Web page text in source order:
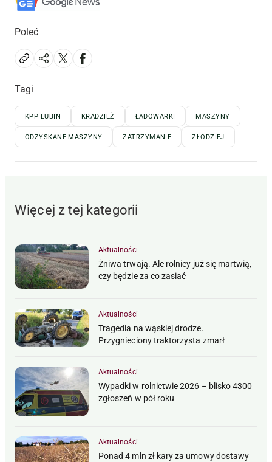
Poleć
Tagi
KPP LUBIN KRADZIEŻ ŁADOWARKI MASZYNY
ODZYSKANE MASZYNY ZATRZYMANIE ZŁODZIEJ
Więcej z tej kategorii
Aktualności
Żniwa trwają. Ale rolnicy już się martwią,
czy będzie za co zasiać
Aktualności
Tragedia na wąskiej drodze.
Przygnieciony traktorzysta zmarł
Aktualności
Wypadki w rolnictwie 2026 – blisko 4300
zgłoszeń w pół roku
Aktualności
Ponad 4 mln zł kary za umowy dostawy